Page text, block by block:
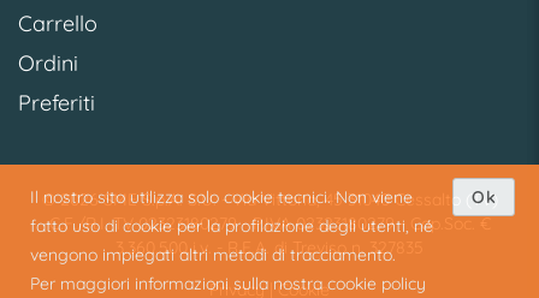
Il nostro sito utilizza solo cookie tecnici. Non viene
fatto uso di cookie per la profilazione degli utenti, né
vengono impiegati altri metodi di tracciamento.
Per maggiori informazioni sulla nostra cookie policy
Ok
Carrello
Ordini
Preferiti
© 2026 SME S.p.A. S.U. - Via Vittoria, 45 31040 Cessalto (TV)
C.F./R.I. TV 02323180279 - P.IVA 02323180279 - Cap.Soc. €
3.360.500 i.v. - R.E.A. di Treviso n. 327835
Privacy|Cookie